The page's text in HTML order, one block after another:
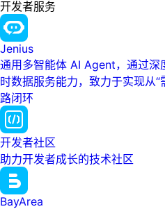
开发者服务
Jenius
通用多智能体 AI Agent，通过深
时数据服务能力，致力于实现从“
路闭环
开发者社区
助力开发者成长的技术社区
BayArea